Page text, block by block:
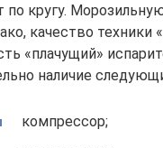
кругу.
качество техники
«плачущий»
наличие
компрессор;